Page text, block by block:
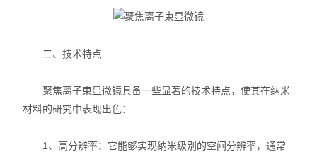
二、技术特点
聚焦离子束显微镜具备一些显著的技术特点，使其在纳米
材料的研究中表现出色：
1、高分辨率：它能够实现纳米级别的空间分辨率，通常